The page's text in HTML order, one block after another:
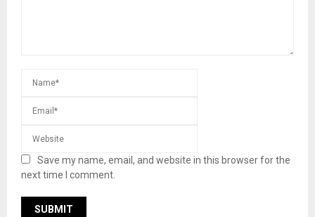
Save my name, email, and website in this browser for the
next time I comment.